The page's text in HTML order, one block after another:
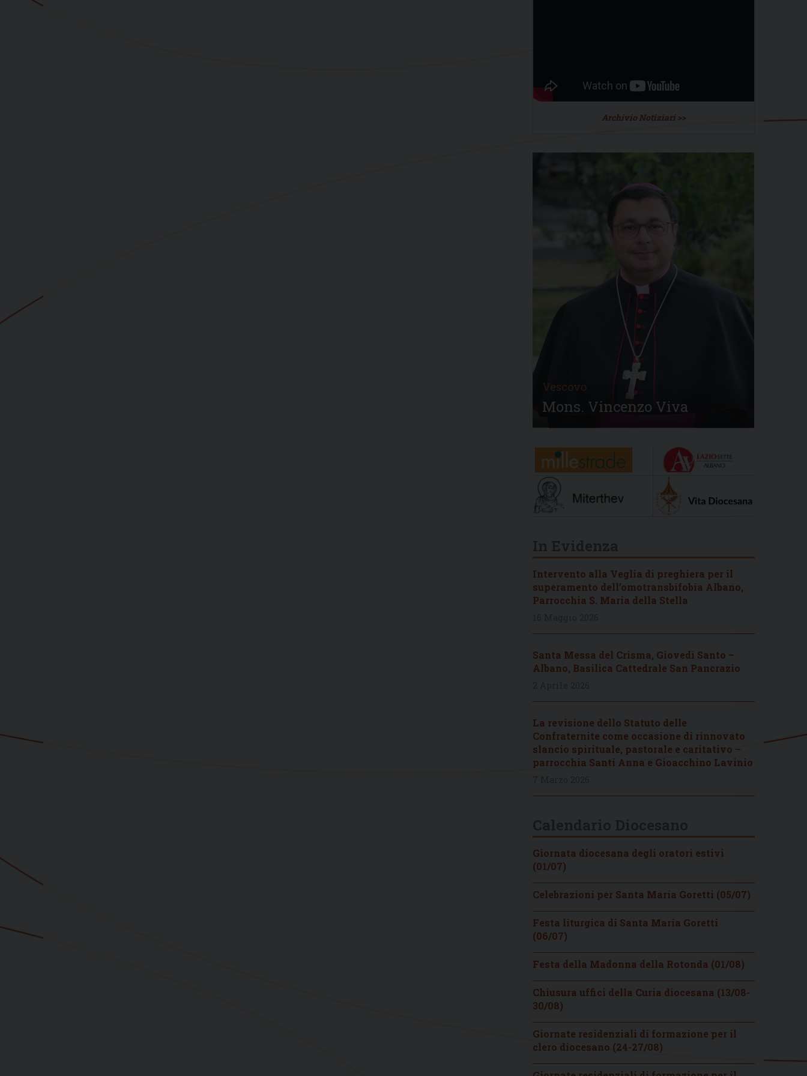
Archivio Notiziari >>
Vescovo
Mons. Vincenzo Viva
Intervento alla Veglia di preghiera per il
superamento dell’omotransbifobia Albano,
Parrocchia S. Maria della Stella
Santa Messa del Crisma, Giovedì Santo –
Albano, Basilica Cattedrale San Pancrazio
La revisione dello Statuto delle
Confraternite come occasione di rinnovato
slancio spirituale, pastorale e caritativo –
parrocchia Santi Anna e Gioacchino Lavinio
Giornata diocesana degli oratori estivi
(01/07)
Celebrazioni per Santa Maria Goretti (05/07)
Festa liturgica di Santa Maria Goretti
(06/07)
Festa della Madonna della Rotonda (01/08)
Chiusura uffici della Curia diocesana (13/08-
30/08)
Giornate residenziali di formazione per il
clero diocesano (24-27/08)